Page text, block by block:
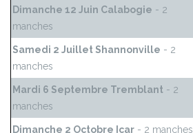
Dimanche 12 Juin Calabogie - 2
manches
Samedi 2 Juillet Shannonville - 2
manches
Mardi 6 Septembre Tremblant - 2
manches
Dimanche 2 Octobre Icar - 2 manches